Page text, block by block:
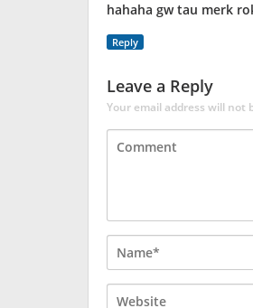
hahaha gw tau merk
Reply
Leave a Reply
Your email address will not